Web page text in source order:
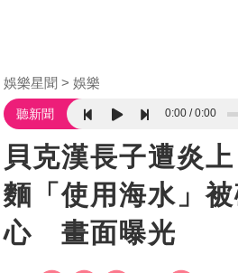
娛樂星聞 娛樂
聽新聞 0:00 0:00
貝克漢長子遭炎
麵「使用海水」
心 畫面曝光